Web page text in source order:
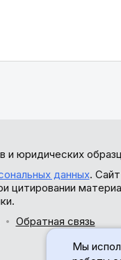
юридических
данных.
Обратная связь
Мы